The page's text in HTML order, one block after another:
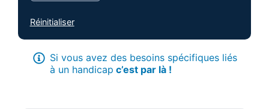
Réinitialiser
Si vous avez des besoins spécifiques liés
à un handicap c’est par là !